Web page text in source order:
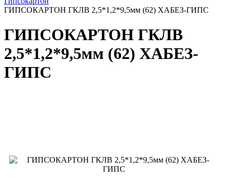
ГИПСОКАРТОН ГКЛВ 2,5*1,2*9,5мм (62) ХАБЕЗ-ГИПС
ГИПСОКАРТОН ГКЛВ
2,5*1,2*9,5мм (62) ХАБЕЗ-
ГИПС